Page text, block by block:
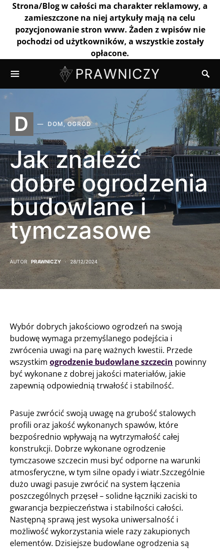
Strona/Blog w całości ma charakter reklamowy, a
zamieszczone na niej artykuły mają na celu
pozycjonowanie stron www. Żaden z wpisów nie
pochodzi od użytkowników, a wszystkie zostały
opłacone.
D DOM, OGRÓD
Jak znaleźć
dobre ogrodzenia
budowlane i
tymczasowe
AUTOR PRAWNICZY 28/12/2024
Wybór dobrych jakościowo ogrodzeń na swoją
budowę wymaga przemyślanego podejścia i
zwrócenia uwagi na parę ważnych kwestii. Przede
wszystkim ogrodzenie budowlane szczecin powinny
być wykonane z dobrej jakości materiałów, jakie
zapewnią odpowiednią trwałość i stabilność.
Pasuje zwrócić swoją uwagę na grubość stalowych
profili oraz jakość wykonanych spawów, które
bezpośrednio wpływają na wytrzymałość całej
konstrukcji. Dobrze wykonane ogrodzenie
tymczasowe szczecin musi być odporne na warunki
atmosferyczne, w tym silne opady i wiatr.Szczególnie
dużo uwagi pasuje zwrócić na system łączenia
poszczególnych przęseł – solidne łączniki zaciski to
gwarancja bezpieczeństwa i stabilności całości.
Następną sprawą jest wysoka uniwersalność i
możliwość wykorzystania wiele razy zakupionych
elementów. Dzisiejsze budowlane ogrodzenia są